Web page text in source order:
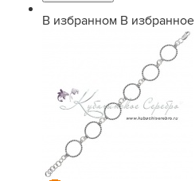
В избранном В избранное